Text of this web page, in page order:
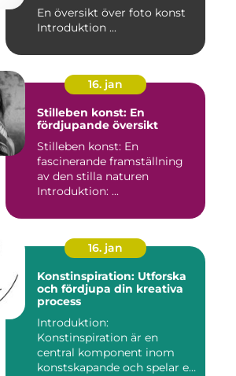
aspekter
En översikt över foto konst
Introduktion ...
16. jan
Stilleben konst: En
fördjupande översikt
Stilleben konst: En
fascinerande framställning
av den stilla naturen
Introduktion: ...
16. jan
Konstinspiration: Utforska
och fördjupa din kreativa
process
Introduktion:
Konstinspiration är en
central komponent inom
konstskapande och spelar en